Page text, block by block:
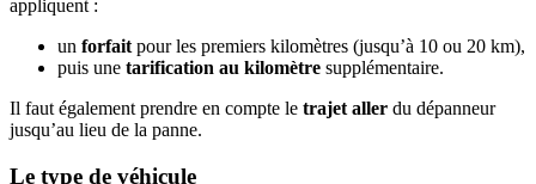
appliquent :
un forfait pour les premiers kilomètres (jusqu’à 10 ou 20 km),
puis une tarification au kilomètre supplémentaire.
Il faut également prendre en compte le trajet aller du dépanneur
jusqu’au lieu de la panne.
Le type de véhicule